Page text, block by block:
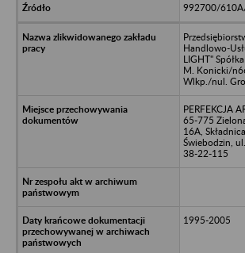
992700/
Handlowo-
LIGHT"
M. Konicki/
Wlkp./nul.
PERFEKCJA
65-775
16A,
Świebodzin,
38-22-115
1995-2005